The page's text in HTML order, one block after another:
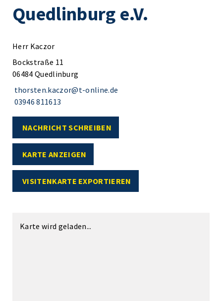
Quedlinburg e.V.
Herr Kaczor
Bockstraße 11
06484 Quedlinburg
thorsten.kaczor@t-online.de
03946 811613
NACHRICHT SCHREIBEN
KARTE ANZEIGEN
VISITENKARTE EXPORTIEREN
Karte wird geladen...